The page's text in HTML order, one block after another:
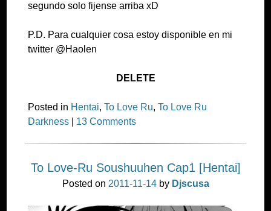
segundo solo fijense arriba xD
P.D. Para cualquier cosa estoy disponible en mi
twitter @Haolen
DELETE
Posted in Hentai,To Love Ru,To Love Ru
Darkness
13 Comments
To Love-Ru Soushuuhen Cap1 [Hentai]
Posted on 2011-11-14by Djscusa